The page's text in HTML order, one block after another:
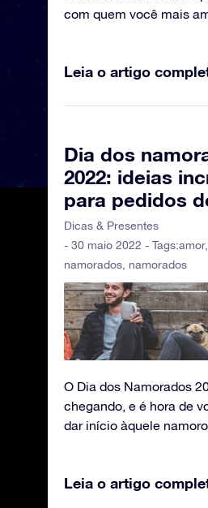
com quem você mais
Leia o artigo
Dia dos
2022: ideias
para pedidos
Dicas & Presentes
- 30 maio 2022 - Tags:amor,
namorados, namorados
O Dia dos Namorados
chegando, e é hora de
dar início àquele
Leia o artigo